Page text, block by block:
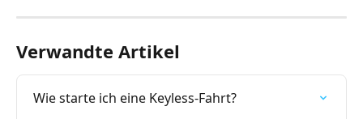
Verwandte Artikel
Wie starte ich eine Keyless-Fahrt?